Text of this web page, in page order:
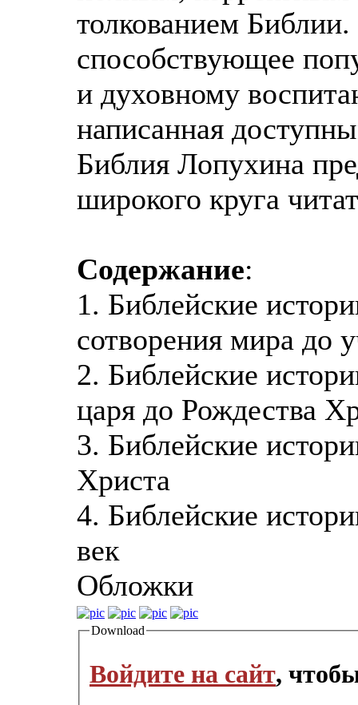
толкованием
способствующее
и духовному
написанная
Библия Лопухина
широкого круга
Содержание:
1. Библейские
сотворения мира до
2. Библейские
царя до Рождества
3. Библейские
Христа
4. Библейские
век
Обложки
Download
Войдите на сайт,